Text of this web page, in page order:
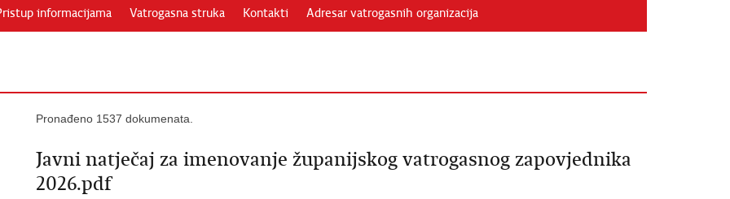
informacijama Vatrogasna struka Kontakti Adresar vatrogasnih organizacija
Pronađeno 1537 dokumenata.
Javni natječaj za imenovanje županijskog vatrogasnog zapovjednika
2026.pdf